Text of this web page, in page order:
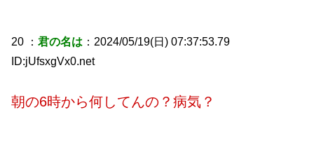
20 ：君の名は ：2024/05/19(日) 07:37:53.79
ID:jUfsxgVx0.net
朝の6時から何してんの？病気？